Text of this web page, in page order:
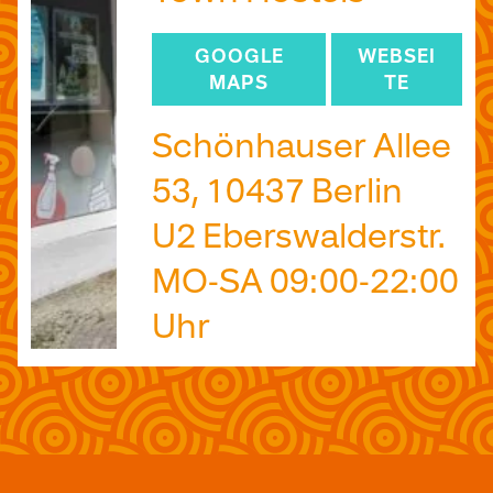
GOOGLE
MAPS
WEBSEI
TE
Schönhauser Allee
53, 10437 Berlin
U2 Eberswalderstr.
MO-SA 09:00-22:00
Uhr